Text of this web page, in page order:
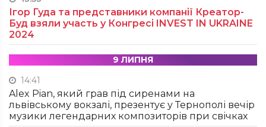
Ігор Гуда та представники компанії Креатор-
Буд взяли участь у Конгресі INVEST IN UKRAINE
2024
9 ЛИПНЯ
14:41
Alex Pian, який грав під сиренами на
львівському вокзалі, презентує у Тернополі вечір
музики легендарних композиторів при свічках